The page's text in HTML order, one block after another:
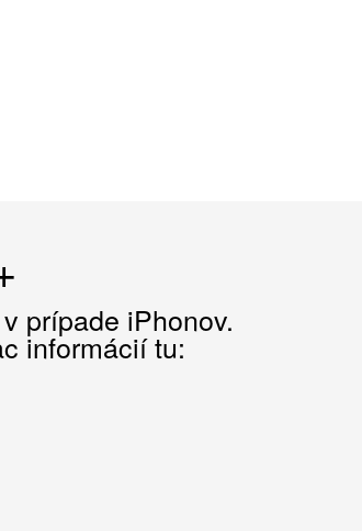
prípade iPhonov.
informácií tu: